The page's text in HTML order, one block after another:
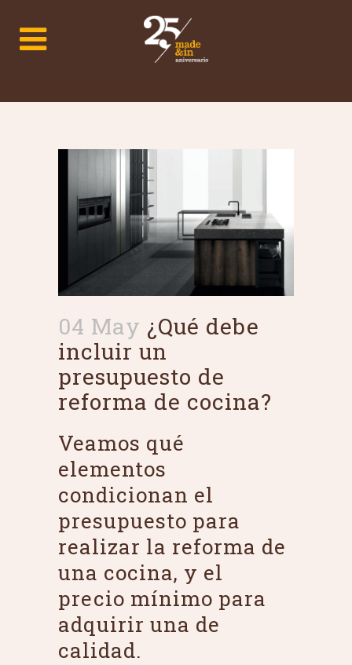
04 May ¿Qué debe
incluir un
presupuesto de
reforma de cocina?
Veamos qué
elementos
condicionan el
presupuesto para
realizar la reforma de
una cocina, y el
precio mínimo para
adquirir una de
calidad.